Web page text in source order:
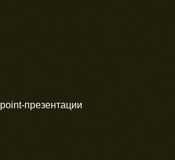
презентации